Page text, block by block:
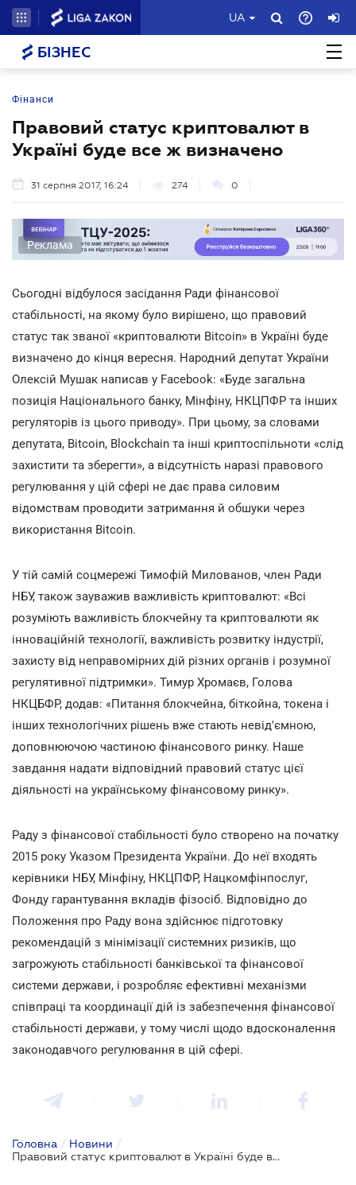
UA
БІЗНЕС
Фінанси
Правовий статус криптовалют в
Україні буде все ж визначено
31 серпня 2017, 16:24 274 0
Реклама
Сьогодні відбулося засідання Ради фінансової
стабільності, на якому було вирішено, що правовий
статус так званої «криптовалюти Bitcoin» в Україні буде
визначено до кінця вересня. Народний депутат України
Олексій Мушак написав у Facebook: «Буде загальна
позиція Національного банку, Мінфіну, НКЦПФР та інших
регуляторів із цього приводу». При цьому, за словами
депутата, Bitcoin, Blockchain та інші криптоспільноти «слід
захистити та зберегти», а відсутність наразі правового
регулювання у цій сфері не дає права силовим
відомствам проводити затримання й обшуки через
використання Bitcoin.
У тій самій соцмережі Тимофій Милованов, член Ради
НБУ, також зауважив важливість криптовалют: «Всі
розуміють важливість блокчейну та криптовалюти як
інноваційній технології, важливість розвитку індустрії,
захисту від неправомірних дій різних органів і розумної
регулятивної підтримки». Тимур Хромаєв, Голова
НКЦБФР, додав: «Питання блокчейна, біткойна, токена і
інших технологічних рішень вже стають невід'ємною,
доповнюючою частиною фінансового ринку. Наше
завдання надати відповідний правовий статус цієї
діяльності на українському фінансовому ринку».
Раду з фінансової стабільності було створено на початку
2015 року Указом Президента України. До неї входять
керівники НБУ, Мінфіну, НКЦПФР, Нацкомфінпослуг,
Фонду гарантування вкладів фізосіб. Відповідно до
Положення про Раду вона здійснює підготовку
рекомендацій з мінімізації системних ризиків, що
загрожують стабільності банківської та фінансової
системи держави, і розробляє ефективні механізми
співпраці та координації дій із забезпечення фінансової
стабільності держави, у тому числі щодо вдосконалення
законодавчого регулювання в цій сфері.
Головна / Новини /
Правовий статус криптовалют в Україні буде все ж визначено